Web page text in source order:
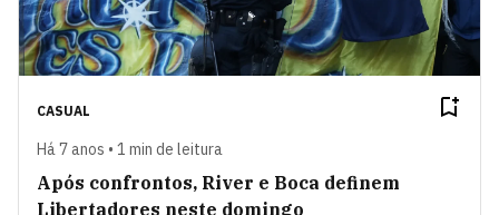
CASUAL
Há 7 anos • 1 min de leitura
Após confrontos, River e Boca definem
Libertadores neste domingo